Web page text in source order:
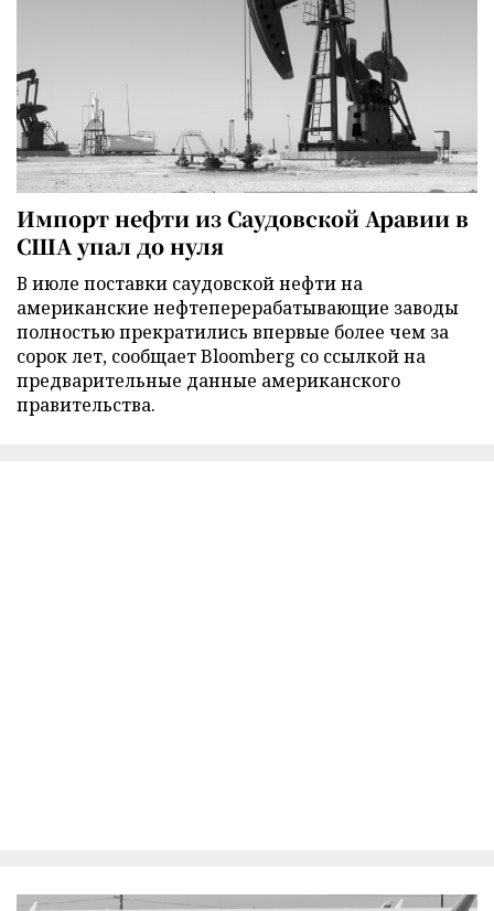
Импорт нефти из Саудовской Аравии в
США упал до нуля
В июле поставки саудовской нефти на
американские нефтеперерабатывающие заводы
полностью прекратились впервые более чем за
сорок лет, сообщает Bloomberg со ссылкой на
предварительные данные американского
правительства.